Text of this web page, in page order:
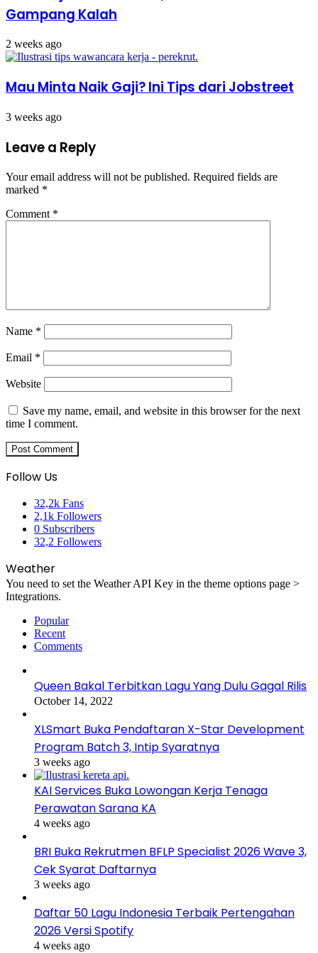
Gampang Kalah
2 weeks ago
Mau Minta Naik Gaji? Ini Tips dari Jobstreet
3 weeks ago
Leave a Reply
Your email address will not be published. Required fields are
marked *
Comment *
Name *
Email *
Website
Save my name, email, and website in this browser for the next
time I comment.
Follow Us
32,2k Fans
2,1k Followers
0 Subscribers
32,2 Followers
Weather
You need to set the Weather API Key in the theme options page >
Integrations.
Popular
Recent
Comments
Queen Bakal Terbitkan Lagu Yang Dulu Gagal Rilis
October 14, 2022
XLSmart Buka Pendaftaran X-Star Development
Program Batch 3, Intip Syaratnya
3 weeks ago
KAI Services Buka Lowongan Kerja Tenaga
Perawatan Sarana KA
4 weeks ago
BRI Buka Rekrutmen BFLP Specialist 2026 Wave 3,
Cek Syarat Daftarnya
3 weeks ago
Daftar 50 Lagu Indonesia Terbaik Pertengahan
2026 Versi Spotify
4 weeks ago